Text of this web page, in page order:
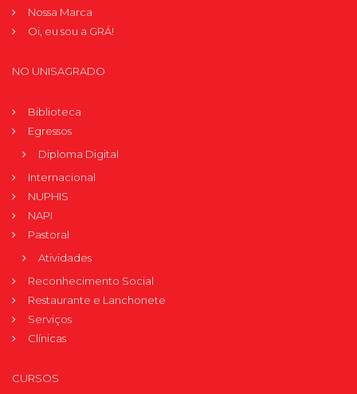
Nossa Marca
Oi, eu sou a GRÁ!
NO UNISAGRADO
Biblioteca
Egressos
Diploma Digital
Internacional
NUPHIS
NAPI
Pastoral
Atividades
Reconhecimento Social
Restaurante e Lanchonete
Serviços
Clínicas
CURSOS